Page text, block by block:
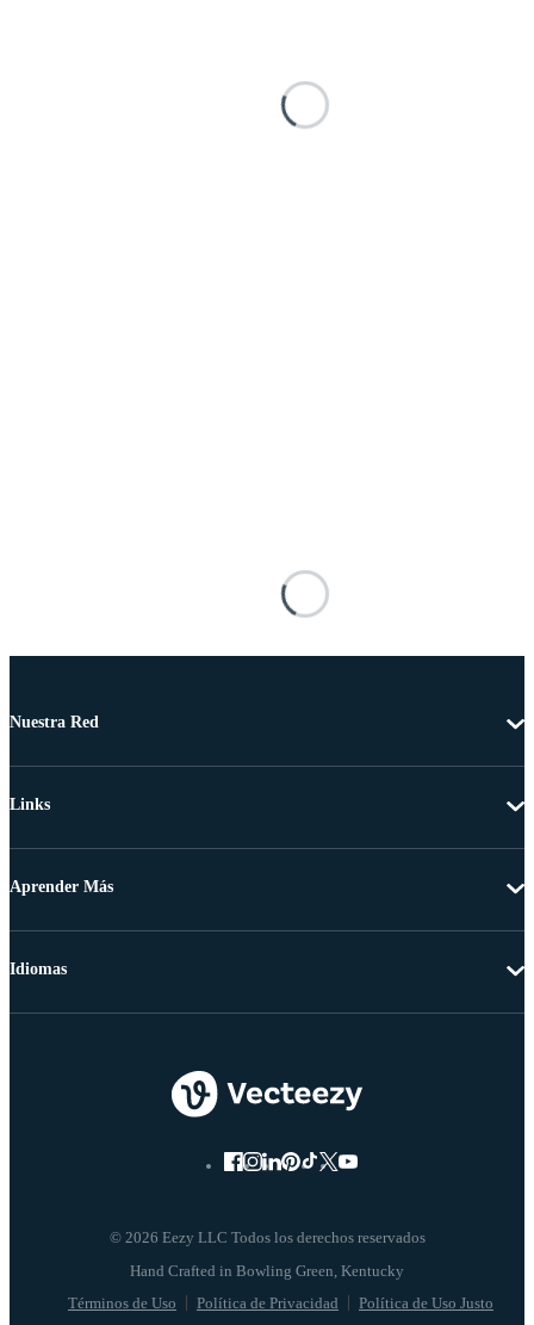
Nuestra Red
Links
Aprender Más
© 2026 Eezy LLC Todos los derechos reservados
Términos de Uso Política de Privacidad Política de Uso Justo
Idiomas